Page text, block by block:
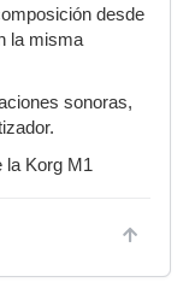
desde
la misma
sonoras,
la Korg M1